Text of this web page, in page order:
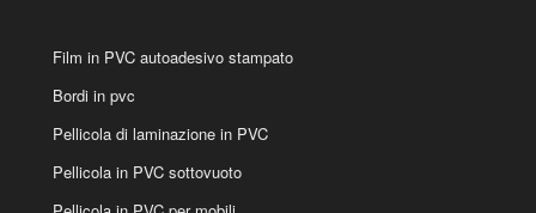
Film in PVC autoadesivo stampato
Bordi in pvc
Pellicola di laminazione in PVC
Pellicola in PVC sottovuoto